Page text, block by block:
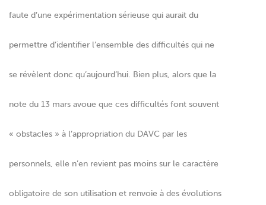
faute d’une expérimentation sérieuse qui aurait du
permettre d’identifier l’ensemble des difficultés qui ne
se révèlent donc qu’aujourd’hui. Bien plus, alors que la
note du 13 mars avoue que ces difficultés font souvent
« obstacles » à l’appropriation du DAVC par les
personnels, elle n’en revient pas moins sur le caractère
obligatoire de son utilisation et renvoie à des évolutions